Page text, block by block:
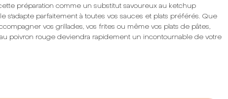
préparation comme un substitut savoureux au ketchup
s'adapte parfaitement à toutes vos sauces et plats préférés. Que
vos grillades, vos frites ou même vos plats de pâtes,
poivron rouge deviendra rapidement un incontournable de votre